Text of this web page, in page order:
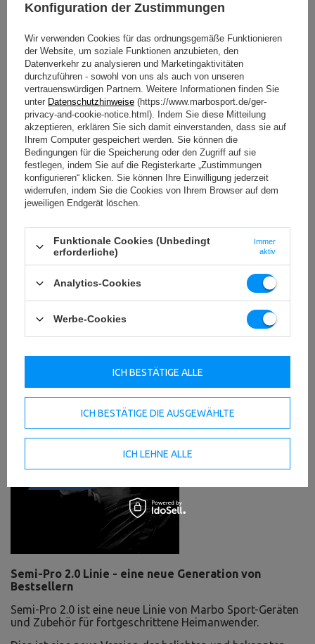
Gummifüße
Dank der Gummifüße können Sie sicher sein, dass die
Bank keine Kratzer auf dem Boden hinterlässt - egal ob
Sie sie auf Parkett, Fliesen oder Teppichboden aufstellen.
Außerdem sorgen sie für zusätzliche Stabilität - die
Struktur wird während des Trainings nicht ins Wanken
geraten.
Semi-Pro 2.0 Linie - eine neue Generation von
Bestsellern
Semi-Pro 2.0 ist eine neue Linie von Marbo Sport-Geräten
und Zubehör für fortgeschrittene Heimanwender.
Konfiguration der Zustimmungen
Wir verwenden Cookies für das ordnungsgemäße Funktionieren
der Website, um soziale Funktionen anzubieten, den
Datenverkehr zu analysieren und Marketingaktivitäten
durchzuführen - sowohl von uns als auch von unseren
vertrauenswürdigen Partnern. Weitere Informationen finden Sie
unter Datenschutzhinweise (https://www.marbosport.de/ger-
privacy-and-cookie-notice.html). Indem Sie diese Mitteilung
akzeptieren, erklären Sie sich damit einverstanden, dass sie auf
Ihrem Computer gespeichert werden. Sie können die
Bedingungen für die Speicherung oder den Zugriff auf sie
festlegen, indem Sie auf die Registerkarte „Zustimmungen
konfigurieren“ klicken. Sie können Ihre Einwilligung jederzeit
widerrufen, indem Sie die Cookies von Ihrem Browser auf dem
jeweiligen Endgerät löschen.
Funktionale Cookies (Unbedingt
erforderliche)
Immer
aktiv
Analytics-Cookies
Werbe-Cookies
ICH BESTÄTIGE DIE AUSGEWÄHLTE
ICH LEHNE ALLE
ICH BESTÄTIGE ALLE